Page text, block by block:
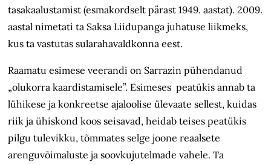
tasakaalustamist (esmakordselt pärast 1949. aastat). 2009.
aastal nimetati ta Saksa Liidupanga juhatuse liikmeks,
kus ta vastutas sularahavaldkonna eest.
Raamatu esimese veerandi on Sarrazin pühendanud
„olukorra kaardistamisele”. Esimeses peatükis annab ta
lühikese ja konkreetse ajaloolise ülevaate sellest, kuidas
riik ja ühiskond koos seisavad, heidab teises peatükis
pilgu tulevikku, tõmmates selge joone reaalsete
arenguvõimaluste ja soovkujutelmade vahele. Ta